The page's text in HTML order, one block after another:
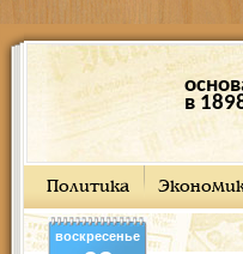
в
Политика
воскресенье